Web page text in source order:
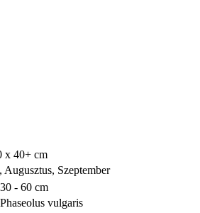
x 40+ cm
Augusztus, Szeptember
30 - 60 cm
Phaseolus vulgaris